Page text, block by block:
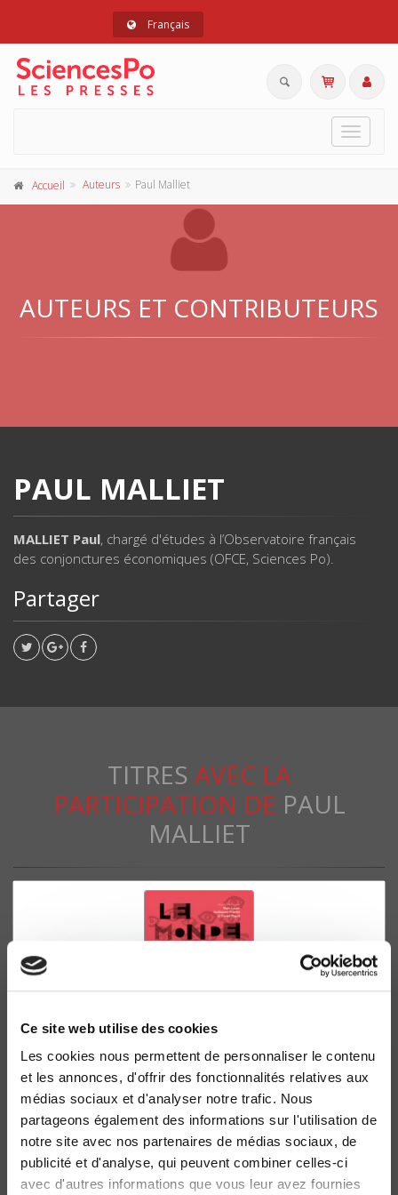
Ce site web utilise des cookies
Les cookies nous permettent de personnaliser le contenu
et les annonces, d'offrir des fonctionnalités relatives aux
médias sociaux et d'analyser notre trafic. Nous
partageons également des informations sur l'utilisation de
notre site avec nos partenaires de médias sociaux, de
publicité et d'analyse, qui peuvent combiner celles-ci
avec d'autres informations que vous leur avez fournies
Français
Toggle
Accueil Auteurs Paul Malliet
AUTEURS ET CONTRIBUTEURS
PAUL MALLIET
MALLIET Paul, chargé d'études à l’Observatoire français
des conjonctures économiques (OFCE, Sciences Po).
Partager
TITRES AVEC LA
PARTICIPATION DE PAUL
MALLIET
Le Monde d'aujourd'hui
Les sciences sociales au temps de la Covid
Marc Lazar, Guillaume Plantin